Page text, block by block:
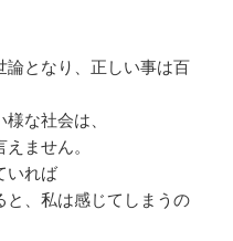
論となり、正しい事は百
な社会は、
ません。
いれば
と、私は感じてしまうの